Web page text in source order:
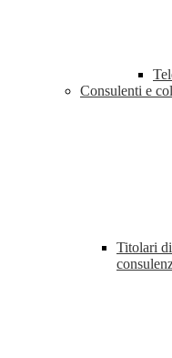
Consulenti e
Titolari